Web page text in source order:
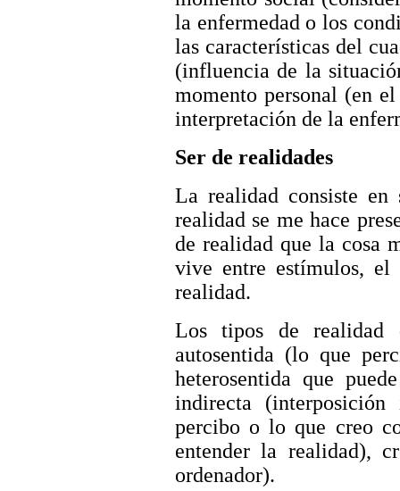
la enfermedad o los
las características del
(influencia de la
momento personal (en
interpretación de la
Ser de realidades
La realidad consiste
realidad se me hace
de realidad que la cosa
vive entre estímulos,
realidad.
Los tipos de realidad
autosentida (lo que
heterosentida que
indirecta
percibo o lo que creo
entender la realidad),
ordenador).